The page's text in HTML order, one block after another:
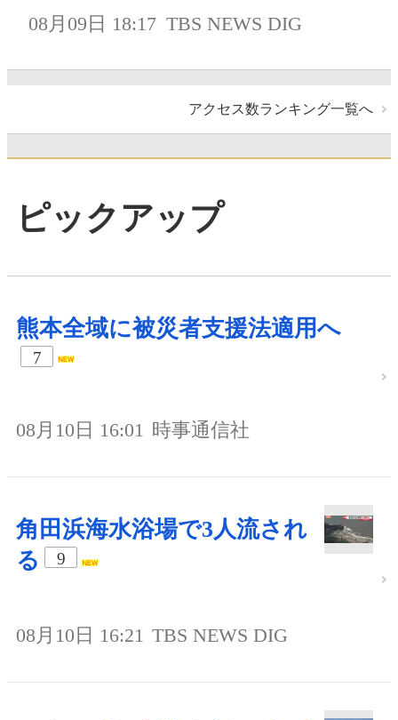
08月09日 18:17 TBS NEWS DIG
アクセス数ランキング一覧へ
ピックアップ
熊本全域に被災者支援法適用へ
7
08月10日 16:01 時事通信社
角田浜海水浴場で3人流され
る
9
08月10日 16:21 TBS NEWS DIG